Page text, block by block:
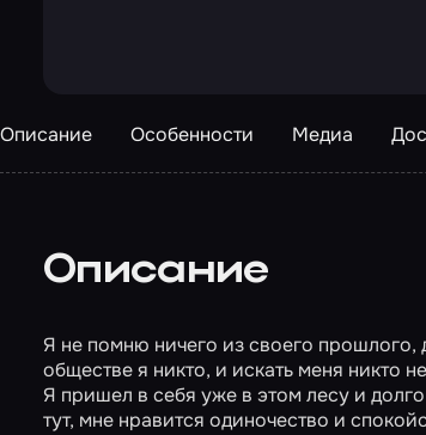
Описание Особенности Медиа
Описание
Я не помню ничего из своего
обществе я никто, и искать меня никто
Я пришел в себя уже в этом лесу и
тут, мне нравится одиночество и